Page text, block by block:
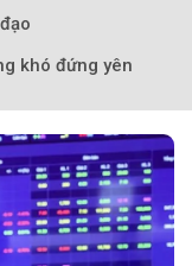
khó đứng yên